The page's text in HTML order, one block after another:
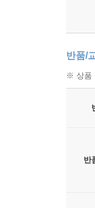
반품/
※ 상품
반